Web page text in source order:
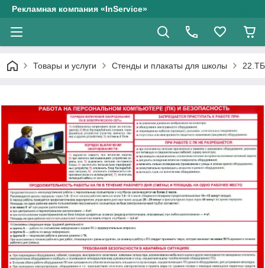
Рекламная компания «InService»
Товары и услуги Стенды и плакаты для школы